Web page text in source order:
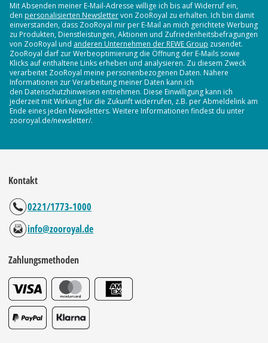
Mit Absenden meiner E-Mail-Adresse willige ich bis auf Widerruf ein,
den personalisierten Newslettervon ZooRoyal zu erhalten. Ich bin damit
einverstanden, dass ZooRoyal mir per E-Mail an mich gerichtete Werbung
zu Produkten, Dienstleistungen, Aktionen und Zufriedenheitsbefragungen
von ZooRoyal und anderen Unternehmen der REWE Group zusendet.
ZooRoyal darf zur Werbeoptimierung die Öffnung der E-Mails sowie
Klicks auf enthaltene Links erheben und analysieren. Zu diesem Zweck
verarbeitet ZooRoyal meine personenbezogenen Daten. Nähere
Informationen zur Verarbeitung meiner Daten kann ich
den Datenschutzhinweisen entnehmen. Diese Einwilligung kann ich
jederzeit mit Wirkung für die Zukunft widerrufen, z.B. per Abmeldelink am
Ende eines jeden Newsletters. Weitere Informationen findest du unter
zooroyal.de/newsletter/.
Kontakt
0221/1773-1000
info@zooroyal.de
Zahlungsmethoden